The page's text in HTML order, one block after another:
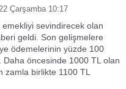
Çarşamba 10:17
emekliyi sevindirecek olan
geldi. Son gelişmelere
ödemelerinin yüzde 100
Daha öncesinde 1000 TL olan
zamla birlikte 1100 TL